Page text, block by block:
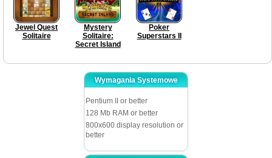
Jewel Quest
Solitaire
Mystery
Solitaire:
Secret Island
Poker
Superstars II
Wymagania Systemowe
Pentium II or better
128 Mb RAM or better
800x600 display resolution or
better